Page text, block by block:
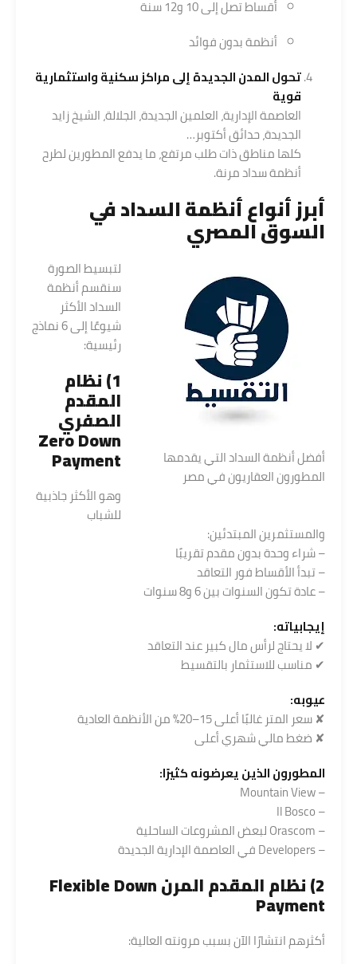
أقساط تصل إلى 10 و12 سنة
أنظمة بدون فوائد
تحول المدن الجديدة إلى مراكز سكنية واستثمارية
قوية
العاصمة الإدارية، العلمين الجديدة، الجلالة، الشيخ زايد
الجديدة، حدائق أكتوبر…
كلها مناطق ذات طلب مرتفع، ما يدفع المطورين لطرح
أنظمة سداد مرنة.
أبرز أنواع أنظمة السداد في
السوق المصري
أفضل أنظمة السداد التي يقدمها
المطورون العقاريون في مصر
لتبسيط الصورة
سنقسم أنظمة
السداد الأكثر
شيوعًا إلى 6 نماذج
رئيسية:
1) نظام
المقدم
الصفري
Zero Down
Payment
وهو الأكثر جاذبية
للشباب
والمستثمرين المبتدئين:
– شراء وحدة بدون مقدم تقريبًا
– تبدأ الأقساط فور التعاقد
– عادة تكون السنوات بين 6 و8 سنوات
إيجابياته:
✔ لا يحتاج لرأس مال كبير عند التعاقد
✔ مناسب للاستثمار بالتقسيط
عيوبه:
✘ سعر المتر غالبًا أعلى 15–20% من الأنظمة العادية
✘ ضغط مالي شهري أعلى
المطورون الذين يعرضونه كثيرًا:
– Mountain View
– Il Bosco
– Orascom لبعض المشروعات الساحلية
– Developers في العاصمة الإدارية الجديدة
2) نظام المقدم المرن Flexible Down
Payment
أكثرهم انتشارًا الآن بسبب مرونته العالية: